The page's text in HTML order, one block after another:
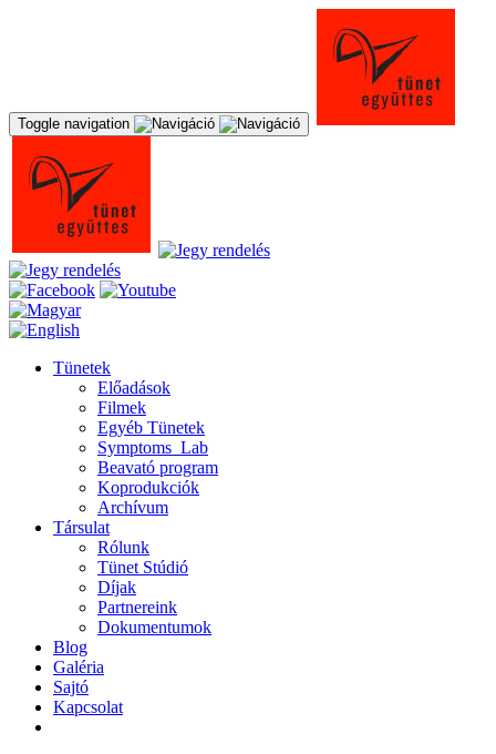
Toggle navigation
Tünetek
Előadások
Filmek
Egyéb Tünetek
Symptoms_Lab
Beavató program
Koprodukciók
Archívum
Társulat
Rólunk
Tünet Stúdió
Díjak
Partnereink
Dokumentumok
Blog
Galéria
Sajtó
Kapcsolat